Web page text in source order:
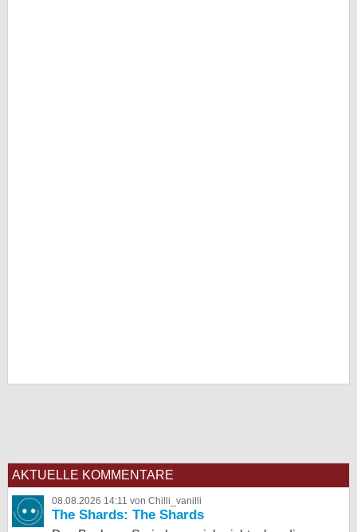
AKTUELLE KOMMENTARE
08.08.2026 14:11 von Chilli_vanilli
The Shards: The Shards